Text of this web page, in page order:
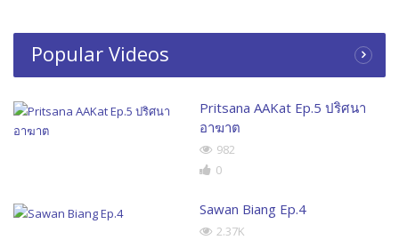
Popular Videos
Pritsana AAKat Ep.5 ปริศนา
อาฆาต
982
0
Sawan Biang Ep.4
2.37K